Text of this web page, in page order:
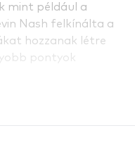
mint például a
Nash felkínálta a
hozzanak létre
pontyok